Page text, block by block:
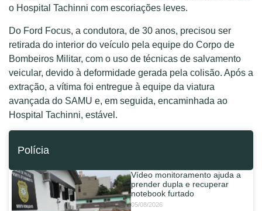
o Hospital Tachinni com escoriações leves.
Do Ford Focus, a condutora, de 30 anos, precisou ser
retirada do interior do veículo pela equipe do Corpo de
Bombeiros Militar, com o uso de técnicas de salvamento
veicular, devido à deformidade gerada pela colisão. Após a
extração, a vítima foi entregue à equipe da viatura
avançada do SAMU e, em seguida, encaminhada ao
Hospital Tachinni, estável.
Polícia
Vídeo monitoramento ajuda a
prender dupla e recuperar
notebook furtado
05/08/2026